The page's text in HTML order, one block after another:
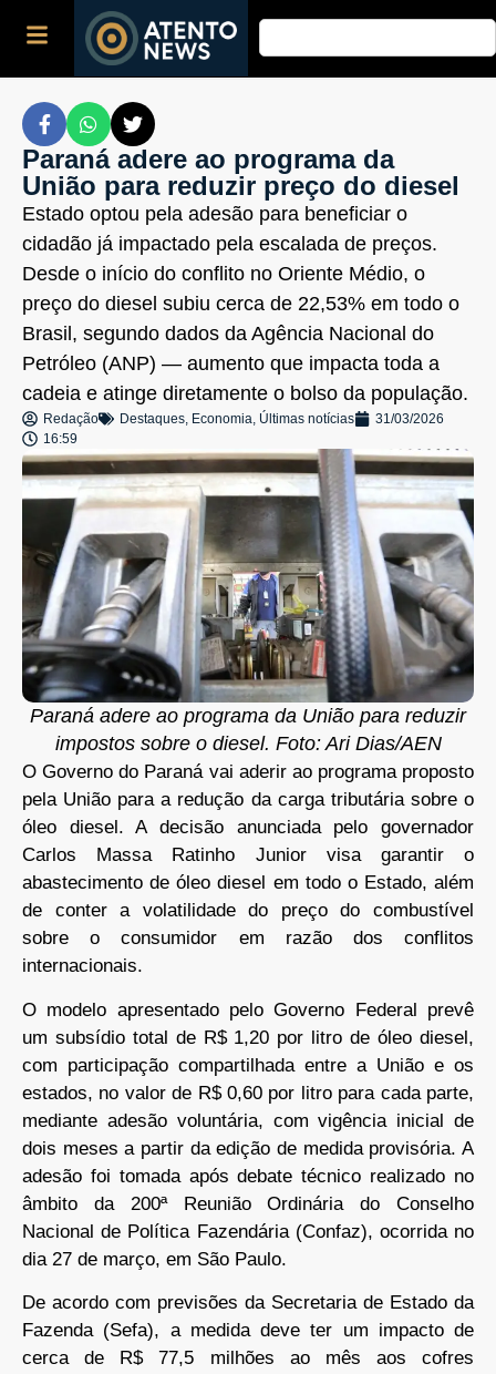
Paraná adere ao programa da
União para reduzir preço do diesel
Estado optou pela adesão para beneficiar o
cidadão já impactado pela escalada de preços.
Desde o início do conflito no Oriente Médio, o
preço do diesel subiu cerca de 22,53% em todo o
Brasil, segundo dados da Agência Nacional do
Petróleo (ANP) — aumento que impacta toda a
cadeia e atinge diretamente o bolso da população.
Redação Destaques, Economia, Últimas notícias
31/03/2026
16:59
Paraná adere ao programa da União para reduzir
impostos sobre o diesel. Foto: Ari Dias/AEN
O Governo do Paraná vai aderir ao programa proposto
pela União para a redução da carga tributária sobre o
óleo diesel. A decisão anunciada pelo governador
Carlos Massa Ratinho Junior visa garantir o
abastecimento de óleo diesel em todo o Estado, além
de conter a volatilidade do preço do combustível
sobre o consumidor em razão dos conflitos
internacionais.
O modelo apresentado pelo Governo Federal prevê
um subsídio total de R$ 1,20 por litro de óleo diesel,
com participação compartilhada entre a União e os
estados, no valor de R$ 0,60 por litro para cada parte,
mediante adesão voluntária, com vigência inicial de
dois meses a partir da edição de medida provisória. A
adesão foi tomada após debate técnico realizado no
âmbito da 200ª Reunião Ordinária do Conselho
Nacional de Política Fazendária (Confaz), ocorrida no
dia 27 de março, em São Paulo.
De acordo com previsões da Secretaria de Estado da
Fazenda (Sefa), a medida deve ter um impacto de
cerca de R$ 77,5 milhões ao mês aos cofres